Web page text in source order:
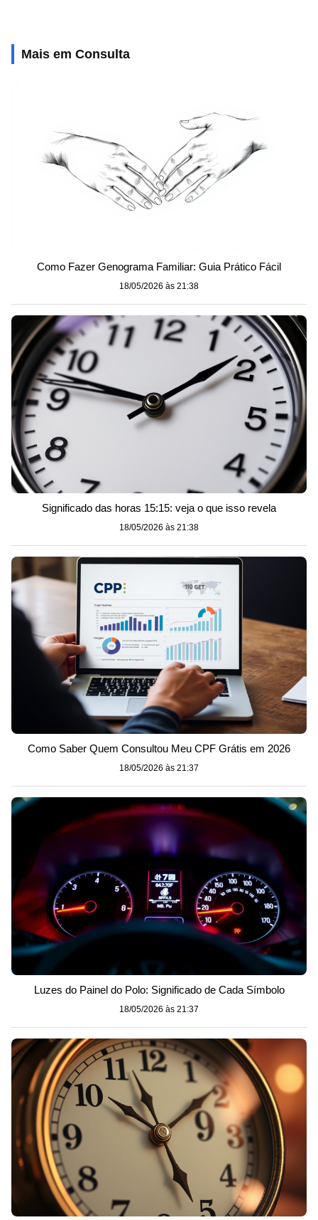
Mais em Consulta
Como Fazer Genograma Familiar: Guia Prático Fácil
18/05/2026 às 21:38
Significado das horas 15:15: veja o que isso revela
18/05/2026 às 21:38
Como Saber Quem Consultou Meu CPF Grátis em 2026
18/05/2026 às 21:37
Luzes do Painel do Polo: Significado de Cada Símbolo
18/05/2026 às 21:37